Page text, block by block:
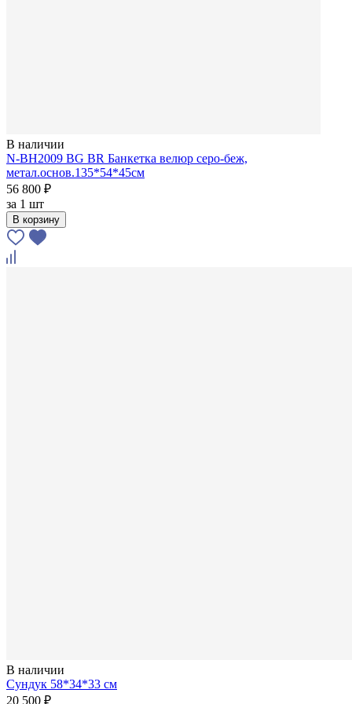
В наличии
N-BH2009 BG BR Банкетка велюр серо-беж,
метал.основ.135*54*45см
56 800 ₽
за 1 шт
В корзину
В наличии
Сундук 58*34*33 см
20 500 ₽